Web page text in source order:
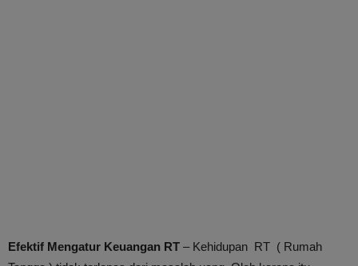
Efektif Mengatur Keuangan RT – Kehidupan RT ( Rumah